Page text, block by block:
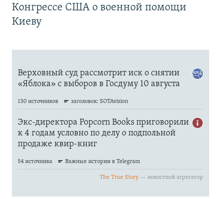
Конгрессе США о военной помощи
Киеву